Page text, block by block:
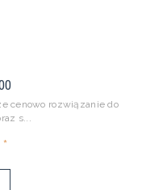
cenowo rozwiązanie do
s...